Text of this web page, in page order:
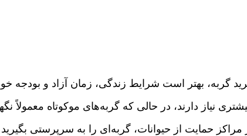
گربه، بهتر است شرایط زندگی، زمان آزاد و بودجه
نیاز دارند، در حالی که گربه‌های موکوتاه معمولاً